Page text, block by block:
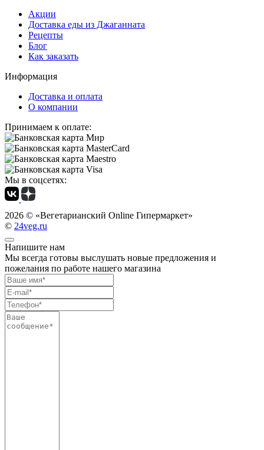
Акции
Доставка еды из Джаганната
Рецепты
Блог
Как заказать
Информация
Доставка и оплата
О компании
Принимаем к оплате:
Мы в соцсетях:
2026 © «Вегетарианский Online Гипермаркет»
© 24veg.ru
Напишите нам
Мы всегда готовы выслушать новые предложения и
пожелания по работе нашего магазина